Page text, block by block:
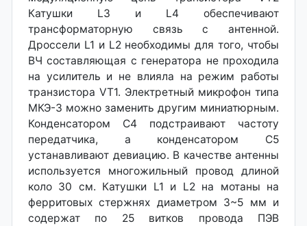
Катушки L3 и L4 обеспечивают
трансформаторную связь с антенной.
Дроссели L1 и L2 необходимы для того, чтобы
ВЧ составляющая с генератора не проходила
на усилитель и не влияла на режим работы
транзистора VT1. Электретный микрофон типа
МКЭ-3 можно заменить другим миниатюрным.
Конденсатором С4 подстраивают частоту
передатчика, а конденсатором С5
устанавливают девиацию. В качестве антенны
используется многожильный провод длиной
коло 30 см. Катушки L1 и L2 на мотаны на
ферритовых стержнях диаметром 3~5 мм и
содержат по 25 витков провода ПЭВ